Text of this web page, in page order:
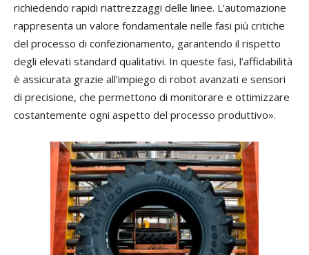
richiedendo rapidi riattrezzaggi delle linee. L’automazione
rappresenta un valore fondamentale nelle fasi più critiche
del processo di confezionamento, garantendo il rispetto
degli elevati standard qualitativi. In queste fasi, l’affidabilità
è assicurata grazie all’impiego di robot avanzati e sensori
di precisione, che permettono di monitorare e ottimizzare
costantemente ogni aspetto del processo produttivo».